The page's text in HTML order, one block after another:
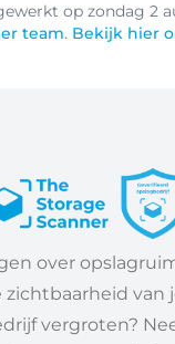
op zondag 2
team. Bekijk hier
over
zichtbaarheid van
vergroten?